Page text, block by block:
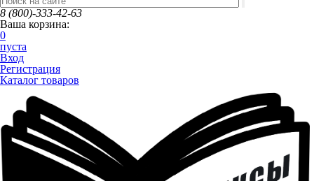
8 (800)-333-42-63
Ваша корзина:
0
пуста
Вход
Регистрация
Каталог товаров